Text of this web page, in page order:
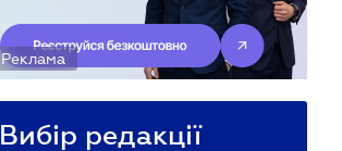
Реклама
Вибір редакції